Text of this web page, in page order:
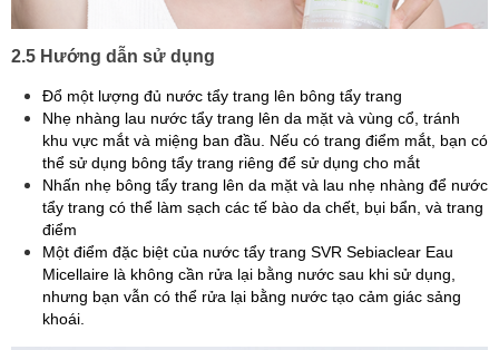
2.5 Hướng dẫn sử dụng
Đổ một lượng đủ nước tẩy trang lên bông tẩy trang
Nhẹ nhàng lau nước tẩy trang lên da mặt và vùng cổ, tránh
khu vực mắt và miệng ban đầu. Nếu có trang điểm mắt, bạn có
thể sử dụng bông tẩy trang riêng để sử dụng cho mắt
Nhấn nhẹ bông tẩy trang lên da mặt và lau nhẹ nhàng để nước
tẩy trang có thể làm sạch các tế bào da chết, bụi bẩn, và trang
điểm
Một điểm đặc biệt của nước tẩy trang SVR Sebiaclear Eau
Micellaire là không cần rửa lại bằng nước sau khi sử dụng,
nhưng bạn vẫn có thể rửa lại bằng nước tạo cảm giác sảng
khoái.